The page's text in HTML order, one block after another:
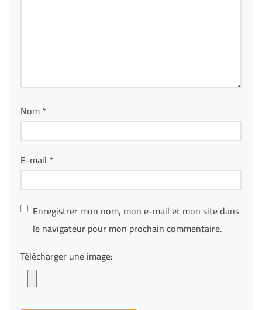
Nom*
E-mail *
Enregistrer mon nom, mon e-mail et mon site dans
le navigateur pour mon prochain commentaire.
Télécharger une image: